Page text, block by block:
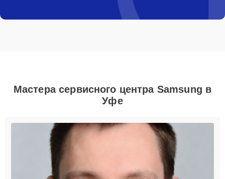
Мастера сервисного центра Samsung в
Уфе